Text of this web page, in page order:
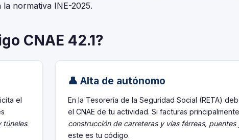
normativa INE-2025.
CNAE 42.1?
el
túneles.
👤 Alta de autónomo
En la Tesorería de la Seguridad Social (RETA)
el CNAE de tu actividad. Si facturas
construcción de carreteras y vías férreas, puentes
este es tu código.